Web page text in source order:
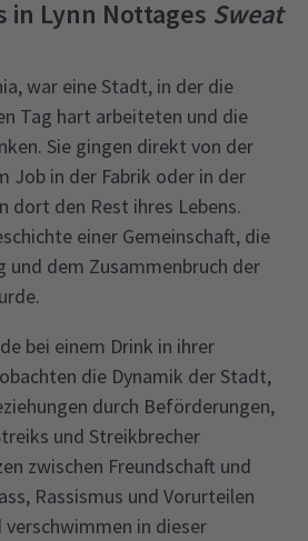
in Lynn Nottages Sweat
war eine Stadt, in der die
Tag hart arbeiteten und die
Sie gingen direkt von der
Job in der Fabrik oder in der
dort den Rest ihres Lebens.
einer Gemeinschaft, die
und dem Zusammenbruch der
bei einem Drink in ihrer
die Dynamik der Stadt,
durch Beförderungen,
und Streikbrecher
zwischen Freundschaft und
Rassismus und Vorurteilen
verschwimmen in dieser